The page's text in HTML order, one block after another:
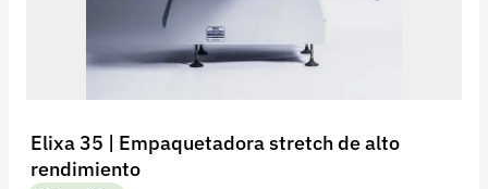
Elixa 35 | Empaquetadora stretch de alto
rendimiento
Recuperar contraseña
Contacto